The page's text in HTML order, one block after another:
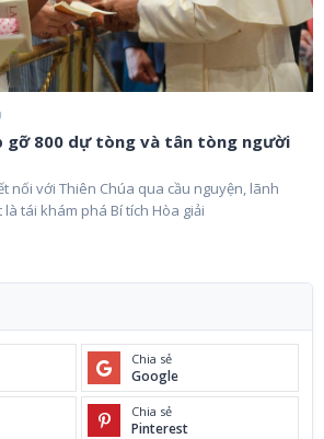
gỡ 800 dự tòng và tân tòng người
nối với Thiên Chúa qua cầu nguyện, lãnh
là tái khám phá Bí tích Hòa giải
Chia sẻ
Google
Chia sẻ
Pinterest